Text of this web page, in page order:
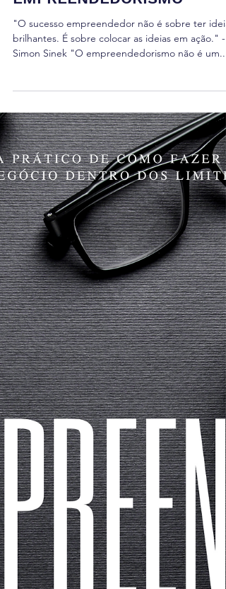
"O sucesso empreendedor não é sobre ter
brilhantes. É sobre colocar as ideias em ação." -
Simon Sinek "O empreendedorismo não é um...